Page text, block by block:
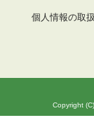
個人情報の取
Copyright